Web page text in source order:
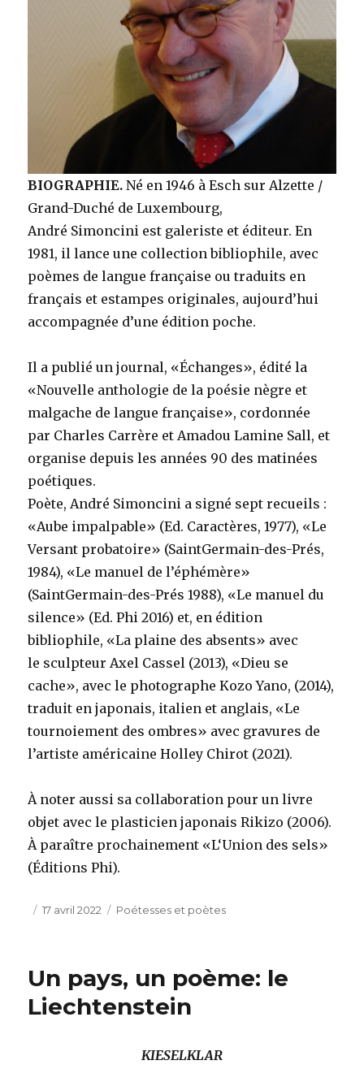
BIOGRAPHIE. Né en 1946 à Esch sur Alzette /
Grand-Duché de Luxembourg,
André Simoncini est galeriste et éditeur. En
1981, il lance une collection bibliophile, avec
poèmes de langue française ou traduits en
français et estampes originales, aujourd’hui
accompagnée d’une édition poche.
Il a publié un journal, «Échanges», édité la
«Nouvelle anthologie de la poésie nègre et
malgache de langue française», cordonnée
par Charles Carrère et Amadou Lamine Sall, et
organise depuis les années 90 des matinées
poétiques.
Poète, André Simoncini a signé sept recueils :
«Aube impalpable» (Ed. Caractères, 1977), «Le
Versant probatoire» (SaintGermain-des-Prés,
1984), «Le manuel de l’éphémère»
(SaintGermain-des-Prés 1988), «Le manuel du
silence» (Ed. Phi 2016) et, en édition
bibliophile, «La plaine des absents» avec
le sculpteur Axel Cassel (2013), «Dieu se
cache», avec le photographe Kozo Yano, (2014),
traduit en japonais, italien et anglais, «Le
tournoiement des ombres» avec gravures de
l’artiste américaine Holley Chirot (2021).
À noter aussi sa collaboration pour un livre
objet avec le plasticien japonais Rikizo (2006).
À paraître prochainement «L‘Union des sels»
(Éditions Phi).
Publié
17 avril 2022 Catégories
Poétesses et poètes
Un pays, un poème: le
Liechtenstein
KIESELKLAR